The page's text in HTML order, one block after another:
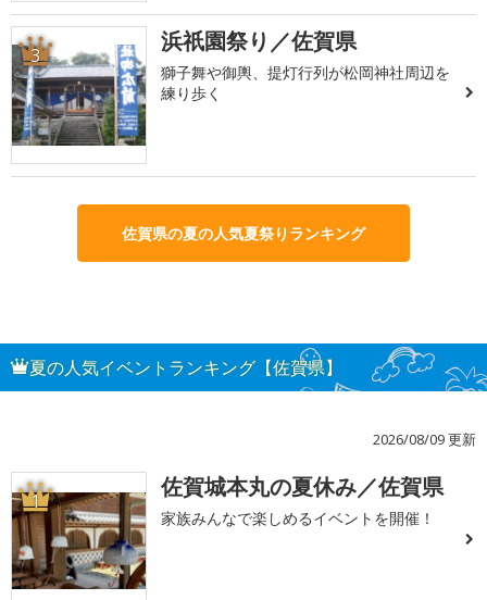
3 浜祇園祭り／佐賀県
獅子舞や御輿、提灯行列が松岡神社周辺を
練り歩く
佐賀県の夏の人気夏祭りランキング
夏の人気イベントランキング【佐賀県】
2026/08/09 更新
1 佐賀城本丸の夏休み／佐賀県
家族みんなで楽しめるイベントを開催！